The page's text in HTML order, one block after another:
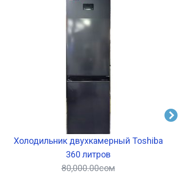
Холодильник двухкамерный Toshiba
360 литров
80,000.00сом